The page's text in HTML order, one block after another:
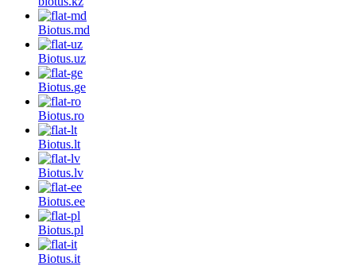
Biotus.md
Biotus.uz
Biotus.ge
Biotus.ro
Biotus.lt
Biotus.lv
Biotus.ee
Biotus.pl
Biotus.it